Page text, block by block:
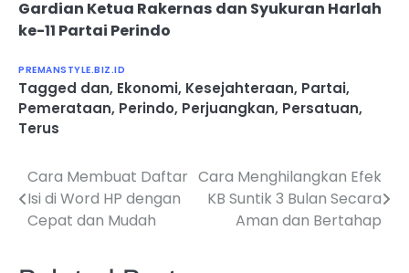
Gardian Ketua Rakernas dan Syukuran Harlah
ke-11 Partai Perindo
PREMANSTYLE.BIZ.ID
Tagged dan, Ekonomi, Kesejahteraan, Partai,
Pemerataan, Perindo, Perjuangkan, Persatuan,
Terus
Navigasi
pos
Cara Membuat Daftar
Isi di Word HP dengan
Cepat dan Mudah
Cara Menghilangkan Efek
KB Suntik 3 Bulan Secara
Aman dan Bertahap